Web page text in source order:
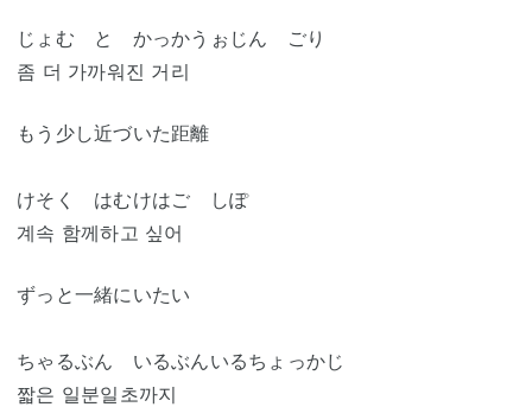
じょむ と かっかうぉじん ごり
좀 더 가까워진 거리
もう少し近づいた距離
けそく はむけはご しぽ
계속 함께하고 싶어
ずっと一緒にいたい
ちゃるぶん いるぶんいるちょっかじ
짧은 일분일초까지